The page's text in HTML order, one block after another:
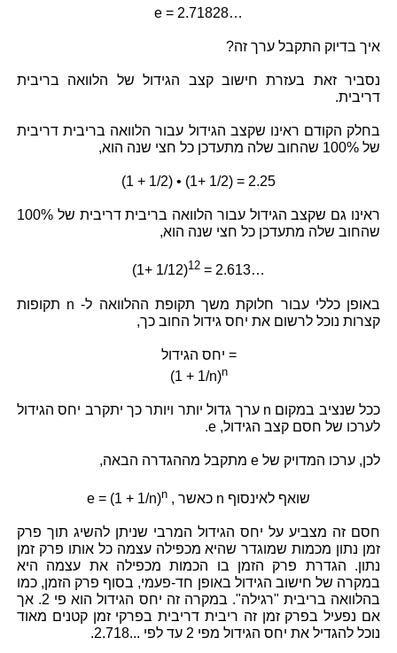
e = 2.71828…
איך בדיוק התקבל ערך זה?
נסביר זאת בעזרת חישוב קצב הגידול של הלוואה בריבית
דריבית.
בחלק הקודם ראינו שקצב הגידול עבור הלוואה בריבית דריבית
של 100% שהחוב שלה מתעדכן כל חצי שנה הוא,
(1 + 1/2) • (1+ 1/2) = 2.25
ראינו גם שקצב הגידול עבור הלוואה בריבית דריבית של 100%
שהחוב שלה מתעדכן כל חצי שנה הוא,
(1+ 1/12)12 = 2.613…
באופן כללי עבור חלוקת משך תקופת ההלוואה ל- n תקופות
קצרות נוכל לרשום את יחס גידול החוב כך,
יחס הגידול =
(1 + 1/n)n
ככל שנציב במקום n ערך גדול יותר ויותר כך יתקרב יחס הגידול
לערכו של חסם קצב הגידול, e.
לכן, ערכו המדויק של e מתקבל מההגדרה הבאה,
e = (1 + 1/n)n , כאשר n שואף לאינסוף
חסם זה מצביע על יחס הגידול המרבי שניתן להשיג תוך פרק
זמן נתון מכמות שמוגדר שהיא מכפילה עצמה כל אותו פרק זמן
נתון. הגדרת פרק הזמן בו הכמות מכפילה את עצמה היא
במקרה של חישוב הגידול באופן חד-פעמי, בסוף פרק הזמן, כמו
בהלוואה בריבית "רגילה". במקרה זה יחס הגידול הוא פי 2. אך
אם נפעיל בפרק זמן זה ריבית דריבית בפרקי זמן קטנים מאוד
נוכל להגדיל את יחס הגידול מפי 2 עד לפי ...2.718.